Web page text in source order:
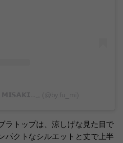
ラトップは、涼しげな見た目で
パクトなシルエットと丈で上半